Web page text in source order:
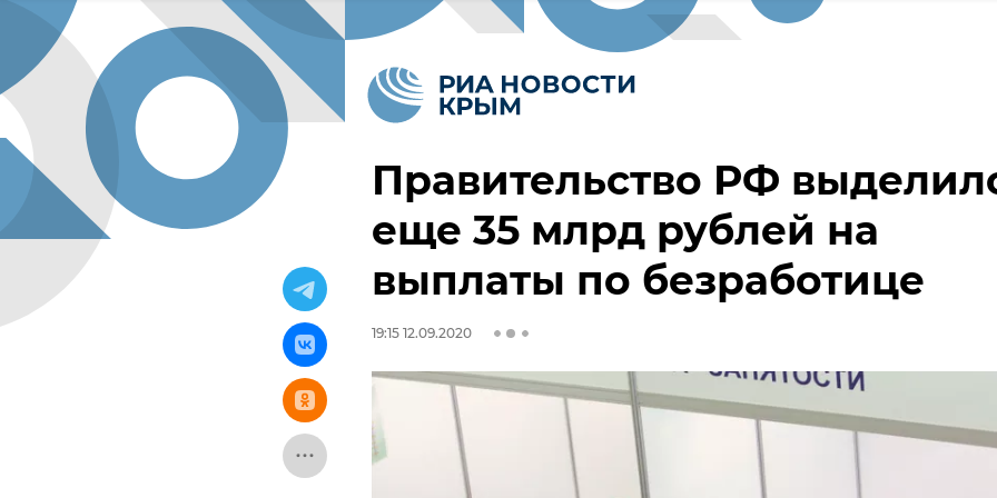
Правительство РФ
еще 35 млрд рублей на
выплаты по безработице
19:15 12.09.2020